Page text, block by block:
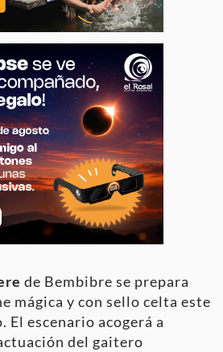
de Bembibre se prepara
mágica y con sello celta este
El escenario acogerá a
del gaitero